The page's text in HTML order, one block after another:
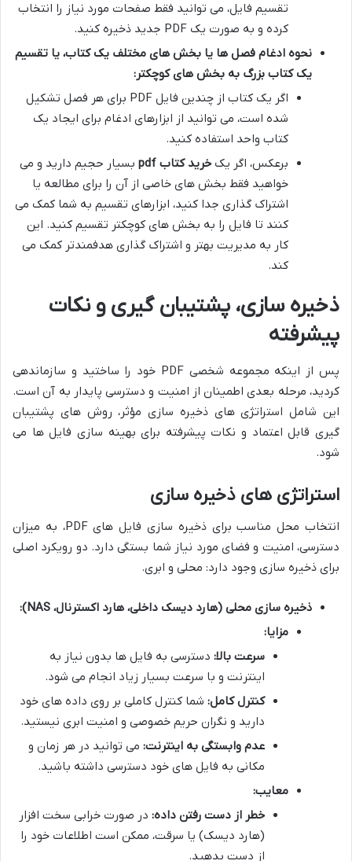
تقسیم فایل، می توانید فقط صفحات مورد نیاز را انتخاب
کرده و به صورت یک PDF جدید ذخیره کنید.
نحوه ادغام فصل ها یا بخش های مختلف یک کتاب، یا تقسیم
یک کتاب بزرگ به بخش های کوچکتر:
اگر یک کتاب از چندین فایل PDF برای هر فصل تشکیل
شده است، می توانید از ابزارهای ادغام برای ایجاد یک
کتاب واحد استفاده کنید.
برعکس، اگر یک خرید کتاب pdf
بسیار حجیم دارید و می
خواهید فقط بخش های خاصی از آن را برای مطالعه یا
اشتراک گذاری جدا کنید، ابزارهای تقسیم به شما کمک می
کنند تا فایل را به بخش های کوچکتر تقسیم کنید. این
کار به مدیریت بهتر و اشتراک گذاری هدفمندتر کمک می
کند.
ذخیره سازی، پشتیبان گیری و نکات
پیشرفته
پس از اینکه مجموعه شخصی PDF خود را ساختید و سازماندهی
کردید، مرحله بعدی اطمینان از امنیت و دسترسی پایدار به آن است.
این شامل استراتژی های ذخیره سازی مؤثر، روش های پشتیبان
گیری قابل اعتماد و نکات پیشرفته برای بهینه سازی فایل ها می
شود.
استراتژی های ذخیره سازی
انتخاب محل مناسب برای ذخیره سازی فایل های PDF، به میزان
دسترسی، امنیت و فضای مورد نیاز شما بستگی دارد. دو رویکرد اصلی
برای ذخیره سازی وجود دارد: محلی و ابری.
ذخیره سازی محلی (هارد دیسک داخلی، هارد اکسترنال، NAS):
مزایا:
سرعت بالا: دسترسی به فایل ها بدون نیاز به
اینترنت و با سرعت بسیار زیاد انجام می شود.
کنترل کامل: شما کنترل کاملی بر روی داده های خود
دارید و نگران حریم خصوصی و امنیت ابری نیستید.
عدم وابستگی به اینترنت: می توانید در هر زمان و
مکانی به فایل های خود دسترسی داشته باشید.
معایب:
خطر از دست رفتن داده: در صورت خرابی سخت افزار
(هارد دیسک) یا سرقت، ممکن است اطلاعات خود را
از دست بدهید.